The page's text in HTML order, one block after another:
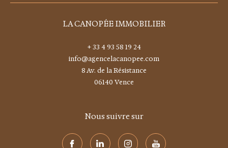
LA CANOPÉE IMMOBILIER
+ 33 4 93 58 19 24
info@agencelacanopee.com
8 Av. de la Résistance
06140
vence
Nous suivre sur